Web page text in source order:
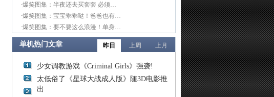
·爆笑图集：半夜还去买套套 必须…
·爆笑图集：宝宝乖乖哒！爸爸也有…
·爆笑图集：要不要这么浪漫！单身…
单机热门文章 昨日 上周 上月
少女调教游戏《Criminal Girls》强袭!
太低俗了《星球大战成人版》随3D电影推
出